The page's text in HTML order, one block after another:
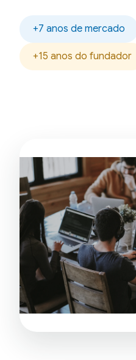
+7 anos de mercado
+15 anos do fundador